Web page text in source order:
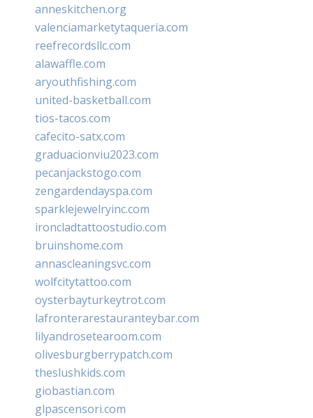
anneskitchen.org
valenciamarketytaqueria.com
reefrecordsllc.com
alawaffle.com
aryouthfishing.com
united-basketball.com
tios-tacos.com
cafecito-satx.com
graduacionviu2023.com
pecanjackstogo.com
zengardendayspa.com
sparklejewelryinc.com
ironcladtattoostudio.com
bruinshome.com
annascleaningsvc.com
wolfcitytattoo.com
oysterbayturkeytrot.com
lafronterarestauranteybar.com
lilyandrosetearoom.com
olivesburgberrypatch.com
theslushkids.com
giobastian.com
glpascensori.com